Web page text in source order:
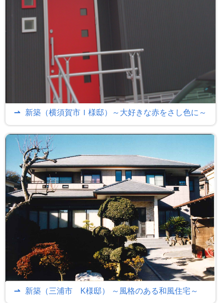
新築（横須賀市Ｉ様邸）～大好きな赤をさし色に～
新築（三浦市 K様邸） ～風格のある和風住宅～